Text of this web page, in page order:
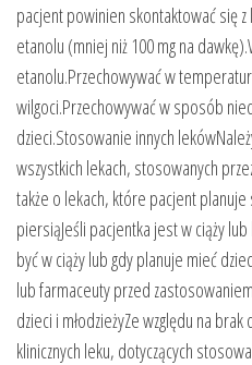
pacjent powinien skontaktować się z
etanolu (mniej niż 100 mg na
etanolu.Przechowywać w
wilgoci.Przechowywać w sposób
dzieci.Stosowanie innych
wszystkich lekach, stosowanych
także o lekach, które pacjent
piersiąJeśli pacjentka jest w ciąży
być w ciąży lub gdy planuje mieć
lub farmaceuty przed
dzieci i młodzieżyZe względu na
klinicznych leku, dotyczących